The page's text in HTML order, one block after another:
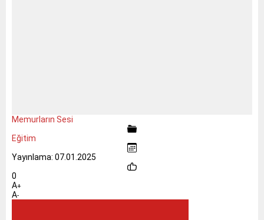
Memurların Sesi
Eğitim
Yayınlama: 07.01.2025
0
A+
A-